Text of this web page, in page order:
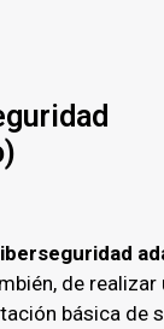
de
básica de